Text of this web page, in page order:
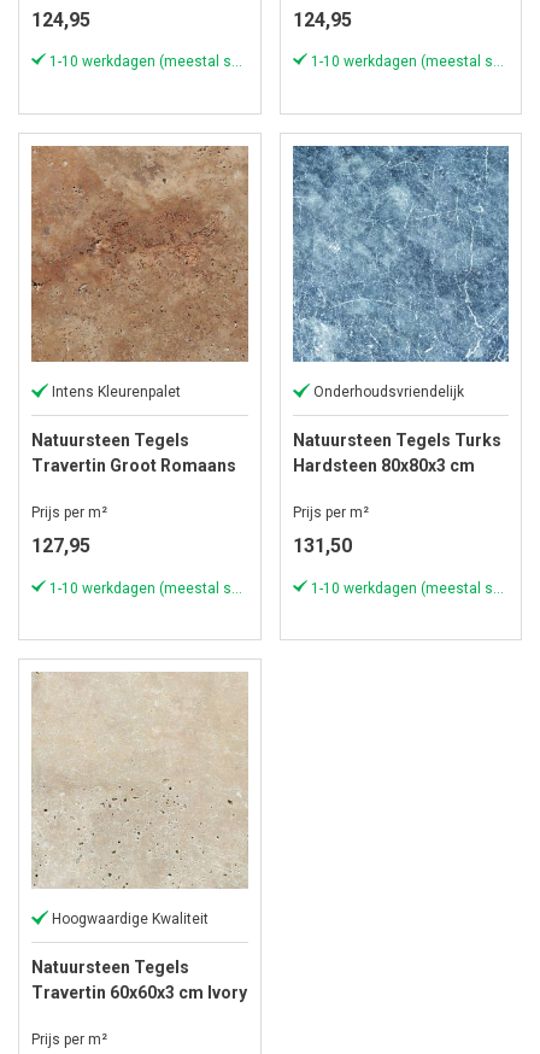
124,95
1-10 werkdagen (meestal sneller)
124,95
1-10 werkdagen (meestal sneller)
Intens Kleurenpalet
Natuursteen Tegels
Travertin Groot Romaans
Prijs per m²
127,95
Onderhoudsvriendelijk
Natuursteen Tegels Turks
Hardsteen 80x80x3 cm
Prijs per m²
131,50
Hoogwaardige Kwaliteit
Natuursteen Tegels
Travertin 60x60x3 cm Ivory
Prijs per m²